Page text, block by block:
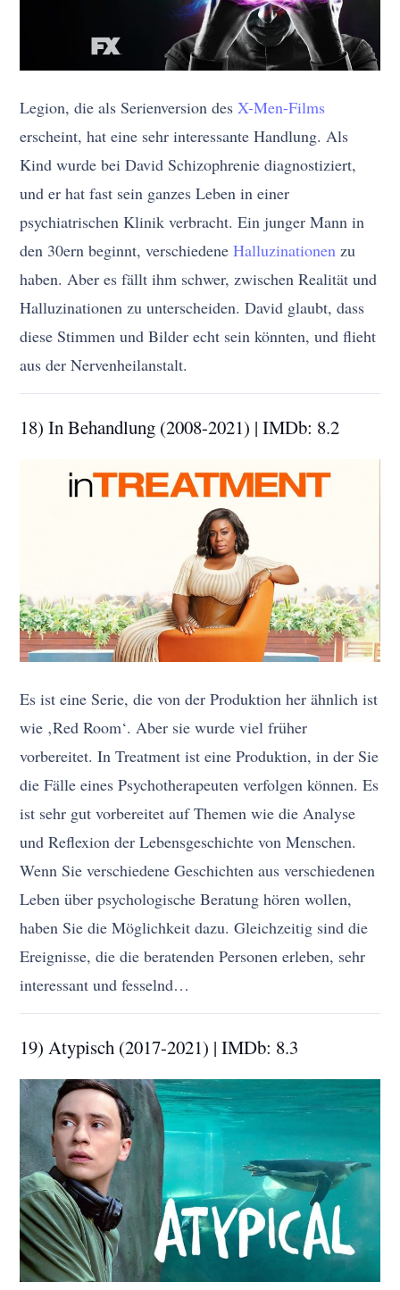
Legion, die als Serienversion desX-Men-Films
erscheint, hat eine sehr interessante Handlung. Als
Kind wurde bei David Schizophrenie diagnostiziert,
und er hat fast sein ganzes Leben in einer
psychiatrischen Klinik verbracht. Ein junger Mann in
den 30ern beginnt, verschiedeneHalluzinationen zu
haben. Aber es fällt ihm schwer, zwischen Realität und
Halluzinationen zu unterscheiden. David glaubt, dass
diese Stimmen und Bilder echt sein könnten, und flieht
aus der Nervenheilanstalt.
18) In Behandlung (2008-2021) | IMDb: 8.2
Es ist eine Serie, die von der Produktion her ähnlich ist
wie ‚Red Room‘. Aber sie wurde viel früher
vorbereitet. In Treatment ist eine Produktion, in der Sie
die Fälle eines Psychotherapeuten verfolgen können. Es
ist sehr gut vorbereitet auf Themen wie die Analyse
und Reflexion der Lebensgeschichte von Menschen.
Wenn Sie verschiedene Geschichten aus verschiedenen
Leben über psychologische Beratung hören wollen,
haben Sie die Möglichkeit dazu. Gleichzeitig sind die
Ereignisse, die die beratenden Personen erleben, sehr
interessant und fesselnd…
19) Atypisch (2017-2021) | IMDb: 8.3